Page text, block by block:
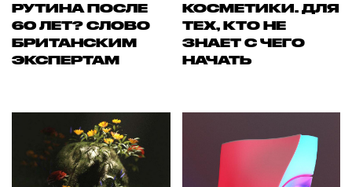
РУТИНА ПОСЛЕ
60 ЛЕТ? СЛОВО
БРИТАНСКИМ
ЭКСПЕРТАМ
КОСМЕТИКИ. ДЛЯ
ТЕХ, КТО НЕ
ЗНАЕТ С ЧЕГО
НАЧАТЬ